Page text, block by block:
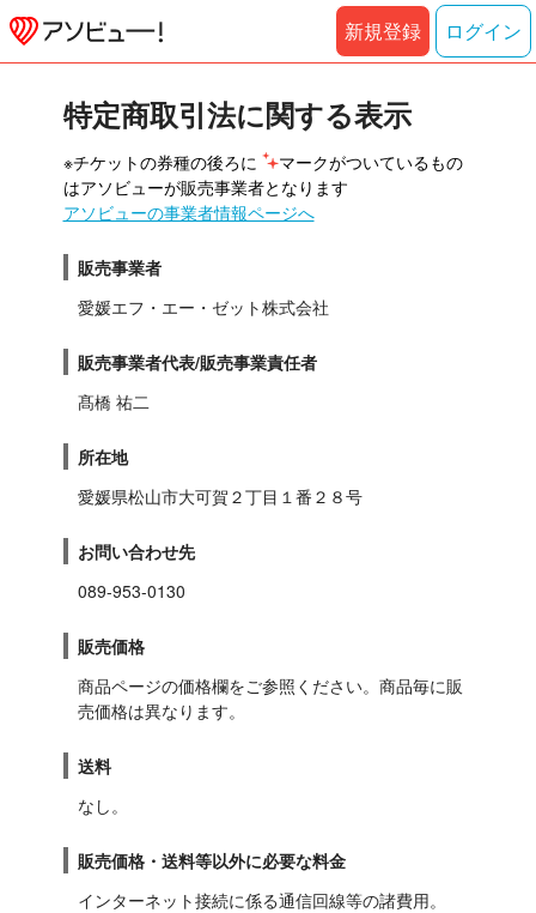
新規登録 ログイン
特定商取引法に関する表示
※チケットの券種の後ろに
マークがついているもの
はアソビューが販売事業者となります
アソビューの事業者情報ページへ
販売事業者
愛媛エフ・エー・ゼット株式会社
販売事業者代表/販売事業責任者
髙橋 祐二
所在地
愛媛県松山市大可賀２丁目１番２８号
お問い合わせ先
089-953-0130
販売価格
商品ページの価格欄をご参照ください。商品毎に販
売価格は異なります。
送料
なし。
販売価格・送料等以外に必要な料金
インターネット接続に係る通信回線等の諸費用。